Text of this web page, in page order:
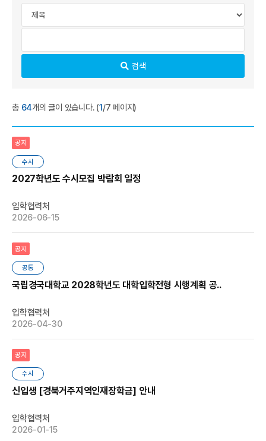
검색
총 64개의 글이 있습니다. (1/7 페이지)
공지
수시
2027학년도 수시모집 박람회 일정
입학협력처
2026-06-15
공지
공통
국립경국대학교 2028학년도 대학입학전형 시행계획 공..
입학협력처
2026-04-30
공지
수시
신입생 [경북거주지역인재장학금] 안내
입학협력처
2026-01-15